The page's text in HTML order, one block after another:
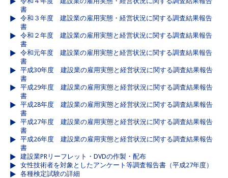
書
令和３年度 建設業の雇用実態・経営状況に関する調査結果報告
書
令和２年度 建設業の雇用実態と経営状況に関する調査結果報告
書
令和元年度 建設業の雇用実態と経営状況に関する調査結果報告
書
平成30年度 建設業の雇用実態と経営状況に関する調査結果報告
書
平成29年度 建設業の雇用実態と経営状況に関する調査結果報告
書
平成28年度 建設業の雇用実態と経営状況に関する調査結果報告
書
平成27年度 建設業の雇用実態と経営状況に関する調査結果報告
書
平成26年度 建設業の雇用実態と経営状況に関する調査結果報告
書
建設業PRリーフレット・DVDの作製・配布
女性技術者を対象としたアンケート等調査報告書（平成27年度）
各種検定試験の詳細